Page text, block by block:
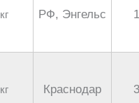
кг РФ, Энгельс
кг Краснодар